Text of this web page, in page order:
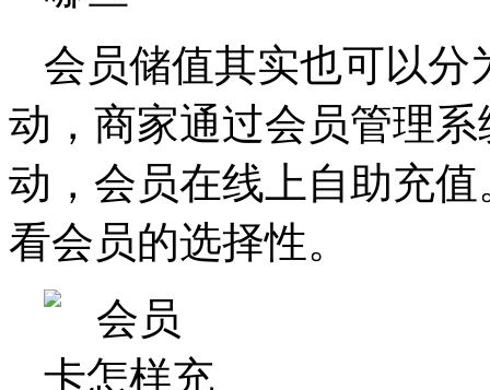
会员储值其实也可以分
动，商家通过会员管理
动，会员在线上自助充
看会员的选择性。